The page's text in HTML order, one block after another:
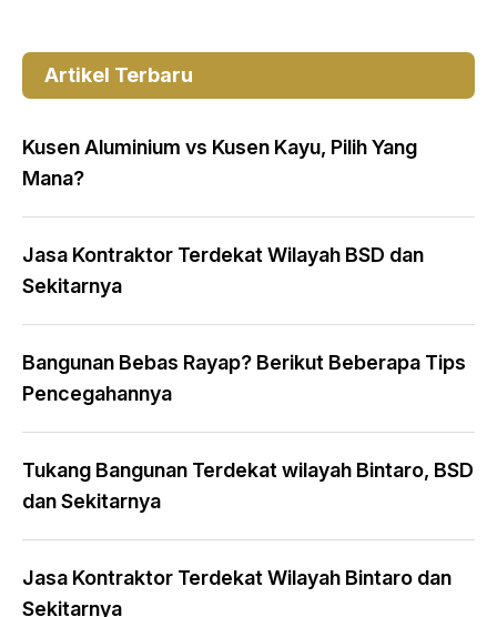
Artikel Terbaru
Kusen Aluminium vs Kusen Kayu, Pilih Yang
Mana?
Jasa Kontraktor Terdekat Wilayah BSD dan
Sekitarnya
Bangunan Bebas Rayap? Berikut Beberapa Tips
Pencegahannya
Tukang Bangunan Terdekat wilayah Bintaro, BSD
dan Sekitarnya
Jasa Kontraktor Terdekat Wilayah Bintaro dan
Sekitarnya